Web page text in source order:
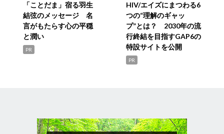
「ことだま」宿る羽生
結弦のメッセージ 名
言がもたらす心の平穏
と潤い
PR
HIV/エイズにまつわる6
つの“理解のギャッ
プ”とは？ 2030年の流
行終結を目指すGAP6の
特設サイトを公開
PR